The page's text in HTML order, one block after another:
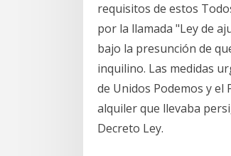
requisitos de estos
por la llamada "Ley de
bajo la presunción de
inquilino. Las medidas
de Unidos Podemos y el
alquiler que llevaba
Decreto Ley.